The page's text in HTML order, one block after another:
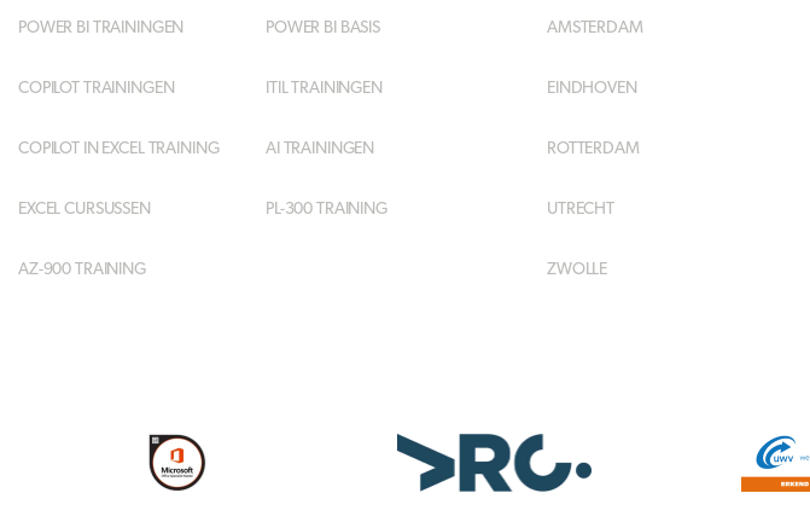
POWER BI TRAININGEN POWER BI BASIS
COPILOT TRAININGEN ITIL TRAININGEN
COPILOT IN EXCEL TRAINING AI TRAININGEN
EXCEL CURSUSSEN PL-300 TRAINING
AZ-900 TRAINING
AMSTERDAM
EINDHOVEN
ROTTERDAM
UTRECHT
ZWOLLE